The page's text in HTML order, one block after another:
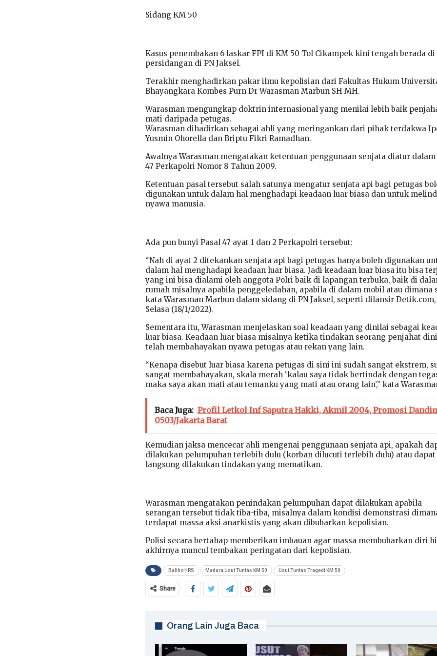
Sidang KM 50
Kasus penembakan 6 laskar FPI di KM 50 Tol Cikampek kini tengah berada di
persidangan di PN Jaksel.
Terakhir menghadirkan pakar ilmu kepolisian dari Fakultas Hukum
Bhayangkara Kombes Purn Dr Warasman Marbun SH MH.
Warasman mengungkap doktrin internasional yang menilai lebih baik
mati daripada petugas.
Warasman dihadirkan sebagai ahli yang meringankan dari pihak terdakwa
Yusmin Ohorella dan Briptu Fikri Ramadhan.
Awalnya Warasman mengatakan ketentuan penggunaan senjata diatur dalam
47 Perkapolri Nomor 8 Tahun 2009.
Ketentuan pasal tersebut salah satunya mengatur senjata api bagi petugas
digunakan untuk dalam hal menghadapi keadaan luar biasa dan untuk
nyawa manusia.
Ada pun bunyi Pasal 47 ayat 1 dan 2 Perkapolri tersebut:
“Nah di ayat 2 ditekankan senjata api bagi petugas hanya boleh digunakan
dalam hal menghadapi keadaan luar biasa. Jadi keadaan luar biasa itu bisa
yang ini bisa dialami oleh anggota Polri baik di lapangan terbuka, baik di
rumah misalnya apabila penggeledahan, apabila di dalam mobil atau dimana
kata Warasman Marbun dalam sidang di PN Jaksel, seperti dilansir Detik.com,
Selasa (18/1/2022).
Sementara itu, Warasman menjelaskan soal keadaan yang dinilai sebagai
luar biasa. Keadaan luar biasa misalnya ketika tindakan seorang penjahat
telah membahayakan nyawa petugas atau rekan yang lain.
“Kenapa disebut luar biasa karena petugas di sini ini sudah sangat ekstrem,
sangat membahayakan, skala merah ‘kalau saya tidak bertindak dengan
maka saya akan mati atau temanku yang mati atau orang lain’,” kata
Baca Juga: Profil Letkol Inf Saputra Hakki, Akmil 2004, Promosi
0503/Jakarta Barat
Kemudian jaksa mencecar ahli mengenai penggunaan senjata api, apakah
dilakukan pelumpuhan terlebih dulu (korban dilucuti terlebih dulu) atau dapat
langsung dilakukan tindakan yang mematikan.
Warasman mengatakan penindakan pelumpuhan dapat dilakukan apabila
serangan tersebut tidak tiba-tiba, misalnya dalam kondisi demonstrasi
terdapat massa aksi anarkistis yang akan dibubarkan kepolisian.
Polisi secara bertahap memberikan imbauan agar massa membubarkan diri
akhirnya muncul tembakan peringatan dari kepolisian.
Baliho HRS Madura Usut Tuntas KM 50 Usut Tuntas Tragedi KM 50
Share
Orang Lain Juga Baca